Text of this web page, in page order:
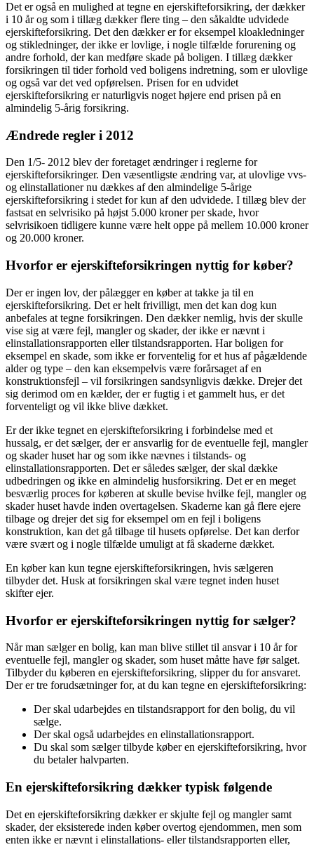
Det er også en mulighed at tegne en ejerskifteforsikring, der dækker
i 10 år og som i tillæg dækker flere ting – den såkaldte udvidede
ejerskifteforsikring. Det den dækker er for eksempel kloakledninger
og stikledninger, der ikke er lovlige, i nogle tilfælde forurening og
andre forhold, der kan medføre skade på boligen. I tillæg dækker
forsikringen til tider forhold ved boligens indretning, som er ulovlige
og også var det ved opførelsen. Prisen for en udvidet
ejerskifteforsikring er naturligvis noget højere end prisen på en
almindelig 5-årig forsikring.
Ændrede regler i 2012
Den 1/5- 2012 blev der foretaget ændringer i reglerne for
ejerskifteforsikringer. Den væsentligste ændring var, at ulovlige vvs-
og elinstallationer nu dækkes af den almindelige 5-årige
ejerskifteforsikring i stedet for kun af den udvidede. I tillæg blev der
fastsat en selvrisiko på højst 5.000 kroner per skade, hvor
selvrisikoen tidligere kunne være helt oppe på mellem 10.000 kroner
og 20.000 kroner.
Hvorfor er ejerskifteforsikringen nyttig for køber?
Der er ingen lov, der pålægger en køber at takke ja til en
ejerskifteforsikring. Det er helt frivilligt, men det kan dog kun
anbefales at tegne forsikringen. Den dækker nemlig, hvis der skulle
vise sig at være fejl, mangler og skader, der ikke er nævnt i
elinstallationsrapporten eller tilstandsrapporten. Har boligen for
eksempel en skade, som ikke er forventelig for et hus af pågældende
alder og type – den kan eksempelvis være forårsaget af en
konstruktionsfejl – vil forsikringen sandsynligvis dække. Drejer det
sig derimod om en kælder, der er fugtig i et gammelt hus, er det
forventeligt og vil ikke blive dækket.
Er der ikke tegnet en ejerskifteforsikring i forbindelse med et
hussalg, er det sælger, der er ansvarlig for de eventuelle fejl, mangler
og skader huset har og som ikke nævnes i tilstands- og
elinstallationsrapporten. Det er således sælger, der skal dække
udbedringen og ikke en almindelig husforsikring. Det er en meget
besværlig proces for køberen at skulle bevise hvilke fejl, mangler og
skader huset havde inden overtagelsen. Skaderne kan gå flere ejere
tilbage og drejer det sig for eksempel om en fejl i boligens
konstruktion, kan det gå tilbage til husets opførelse. Det kan derfor
være svært og i nogle tilfælde umuligt at få skaderne dækket.
En køber kan kun tegne ejerskifteforsikringen, hvis sælgeren
tilbyder det. Husk at forsikringen skal være tegnet inden huset
skifter ejer.
Hvorfor er ejerskifteforsikringen nyttig for sælger?
Når man sælger en bolig, kan man blive stillet til ansvar i 10 år for
eventuelle fejl, mangler og skader, som huset måtte have før salget.
Tilbyder du køberen en ejerskifteforsikring, slipper du for ansvaret.
Der er tre forudsætninger for, at du kan tegne en ejerskifteforsikring:
Der skal udarbejdes en tilstandsrapport for den bolig, du vil
sælge.
Der skal også udarbejdes en elinstallationsrapport.
Du skal som sælger tilbyde køber en ejerskifteforsikring, hvor
du betaler halvparten.
En ejerskifteforsikring dækker typisk følgende
Det en ejerskifteforsikring dækker er skjulte fejl og mangler samt
skader, der eksisterede inden køber overtog ejendommen, men som
enten ikke er nævnt i elinstallations- eller tilstandsrapporten eller,